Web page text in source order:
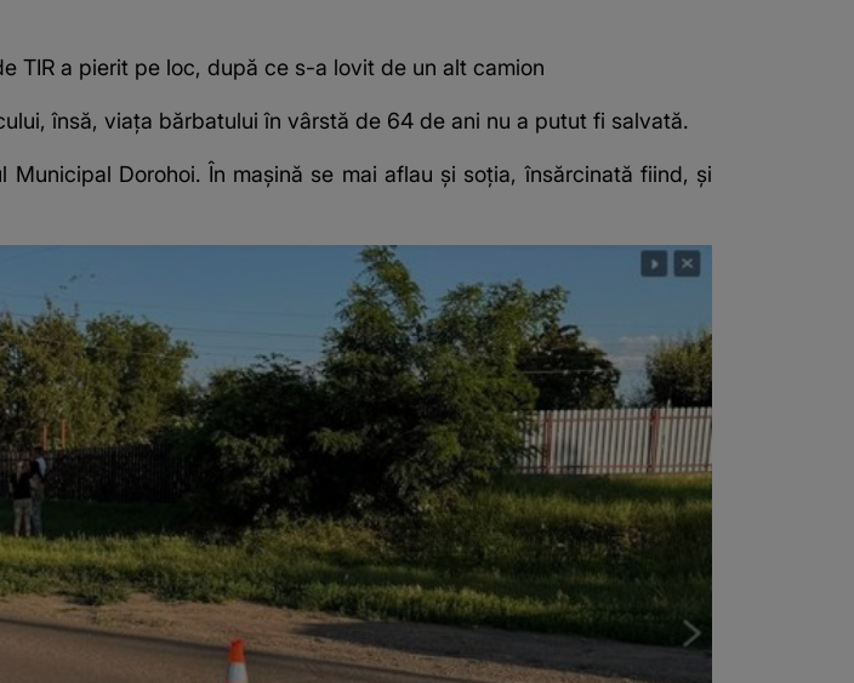
TIR a pierit pe loc, după ce s-a lovit de un alt camion
însă, viața bărbatului în vârstă de 64 de ani nu a putut fi salvată.
Dorohoi. În mașină se mai aflau și soția, însărcinată fiind, și